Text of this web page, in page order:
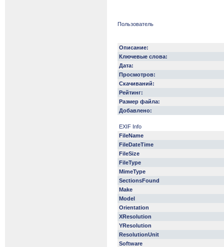
Пользователь
Описание:
Ключевые слова:
Дата:
Просмотров:
Скачиваний:
Рейтинг:
Размер файла:
Добавлено:
EXIF Info
FileName
FileDateTime
FileSize
FileType
MimeType
SectionsFound
Make
Model
Orientation
XResolution
YResolution
ResolutionUnit
Software